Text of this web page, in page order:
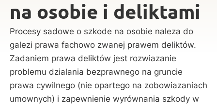
na osobie i deliktami
Procesy sadowe o szkode na osobie naleza do
galezi prawa fachowo zwanej prawem deliktów.
Zadaniem prawa deliktów jest rozwiazanie
problemu dzialania bezprawnego na gruncie
prawa cywilnego (nie opartego na zobowiazaniach
umownych) i zapewnienie wyrównania szkody w